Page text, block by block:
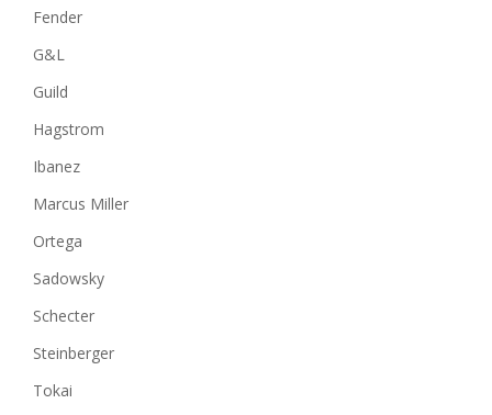
Fender
G&L
Guild
Hagstrom
Ibanez
Marcus Miller
Ortega
Sadowsky
Schecter
Steinberger
Tokai